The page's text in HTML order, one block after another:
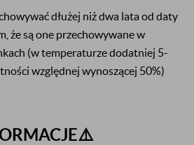
dłużej niż dwa lata od daty
że są one przechowywane w
(w temperaturze dodatniej 5-
względnej wynoszącej 50%)